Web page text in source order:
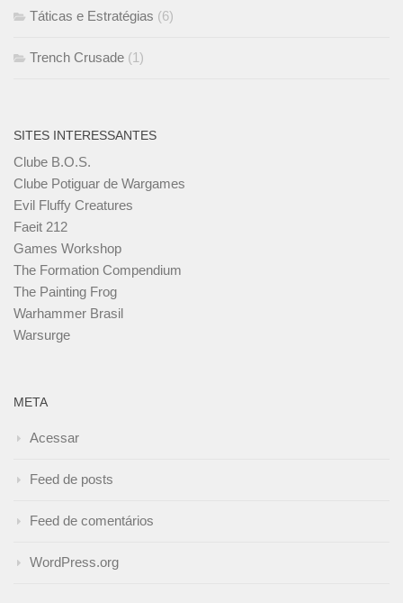
Táticas e Estratégias (6)
Trench Crusade (1)
SITES INTERESSANTES
Clube B.O.S.
Clube Potiguar de Wargames
Evil Fluffy Creatures
Faeit 212
Games Workshop
The Formation Compendium
The Painting Frog
Warhammer Brasil
Warsurge
META
Acessar
Feed de posts
Feed de comentários
WordPress.org